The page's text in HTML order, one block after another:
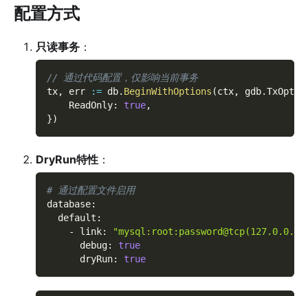
配置方式
只读事务 ：
// 通过代码配置，仅影响当前事务
tx, err := db. BeginWithOptions (ctx, gdb.
    ReadOnly
: true,
})
DryRun特性 ：
# 通过配置文件启用
database:
default :
-
link:
debug:
true
dryRun: true